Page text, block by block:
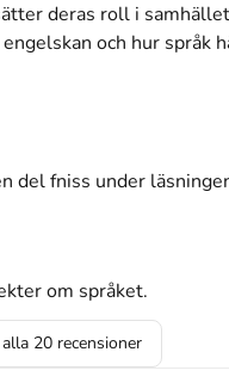
deras roll i
och hur språk
del fniss under
om språket.
20 recensioner